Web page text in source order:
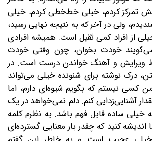
تمرکز کردم، خیلی خط‌خطی کردم، خیلی
ولی در آخر که به نتیجه نهایی رسید،
از افراد کمی ثقیل است. همیشه افرادی
خودت بخوان، چون وقتی خودت
ویرایش و آهنگ خواندن درست است. در
درک نوشته برای شنونده خیلی می‌تواند
کسی نیستم که بگویم شیوه‌ای دارم، اما
آشنایی‌زدایی کنم. دلم نمی‌خواهد در یک
ساده قابل فهم باشد. به نظرم کلمه
کنید که چقدر بار معنایی گسترده‌ای